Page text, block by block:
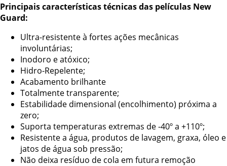
Principais características técnicas das películas New
Guard:
Ultra-resistente à fortes ações mecânicas
involuntárias;
Inodoro e atóxico;
Hidro-Repelente;
Acabamento brilhante
Totalmente transparente;
Estabilidade dimensional (encolhimento) próxima a
zero;
Suporta temperaturas extremas de -40º a +110º;
Resistente a água, produtos de lavagem, graxa, óleo e
jatos de água sob pressão;
Não deixa resíduo de cola em futura remoção